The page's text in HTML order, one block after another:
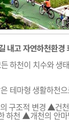
내고 자연하천환경
하천이 치수와 생
테마형 생활하천
구조적 변경 ▲건
하천 ▲개천의 안